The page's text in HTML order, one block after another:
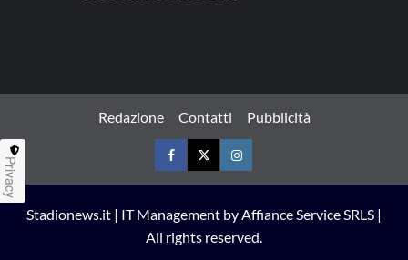
Redazione Contatti Pubblicità
FacebookTwitterInstagram
Stadionews.it | IT Management by Affiance Service SRLS |
All rights reserved.
Privacy